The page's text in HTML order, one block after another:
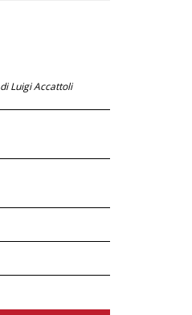
di Luigi Accattoli